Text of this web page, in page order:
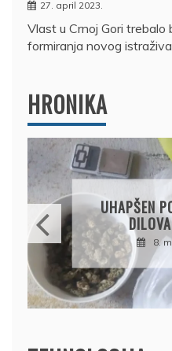
27. april 2023.
Vlast u Crnoj Gori trebalo
formiranja novog
HRONIKA